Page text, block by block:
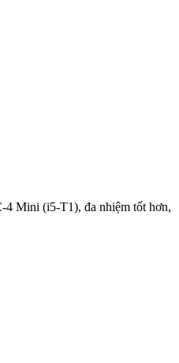
4 Mini (i5-T1), đa nhiệm tốt hơn,